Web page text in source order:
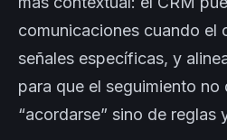
comunicaciones cuando el
señales específicas, y
para que el seguimiento no
“acordarse” sino de reglas